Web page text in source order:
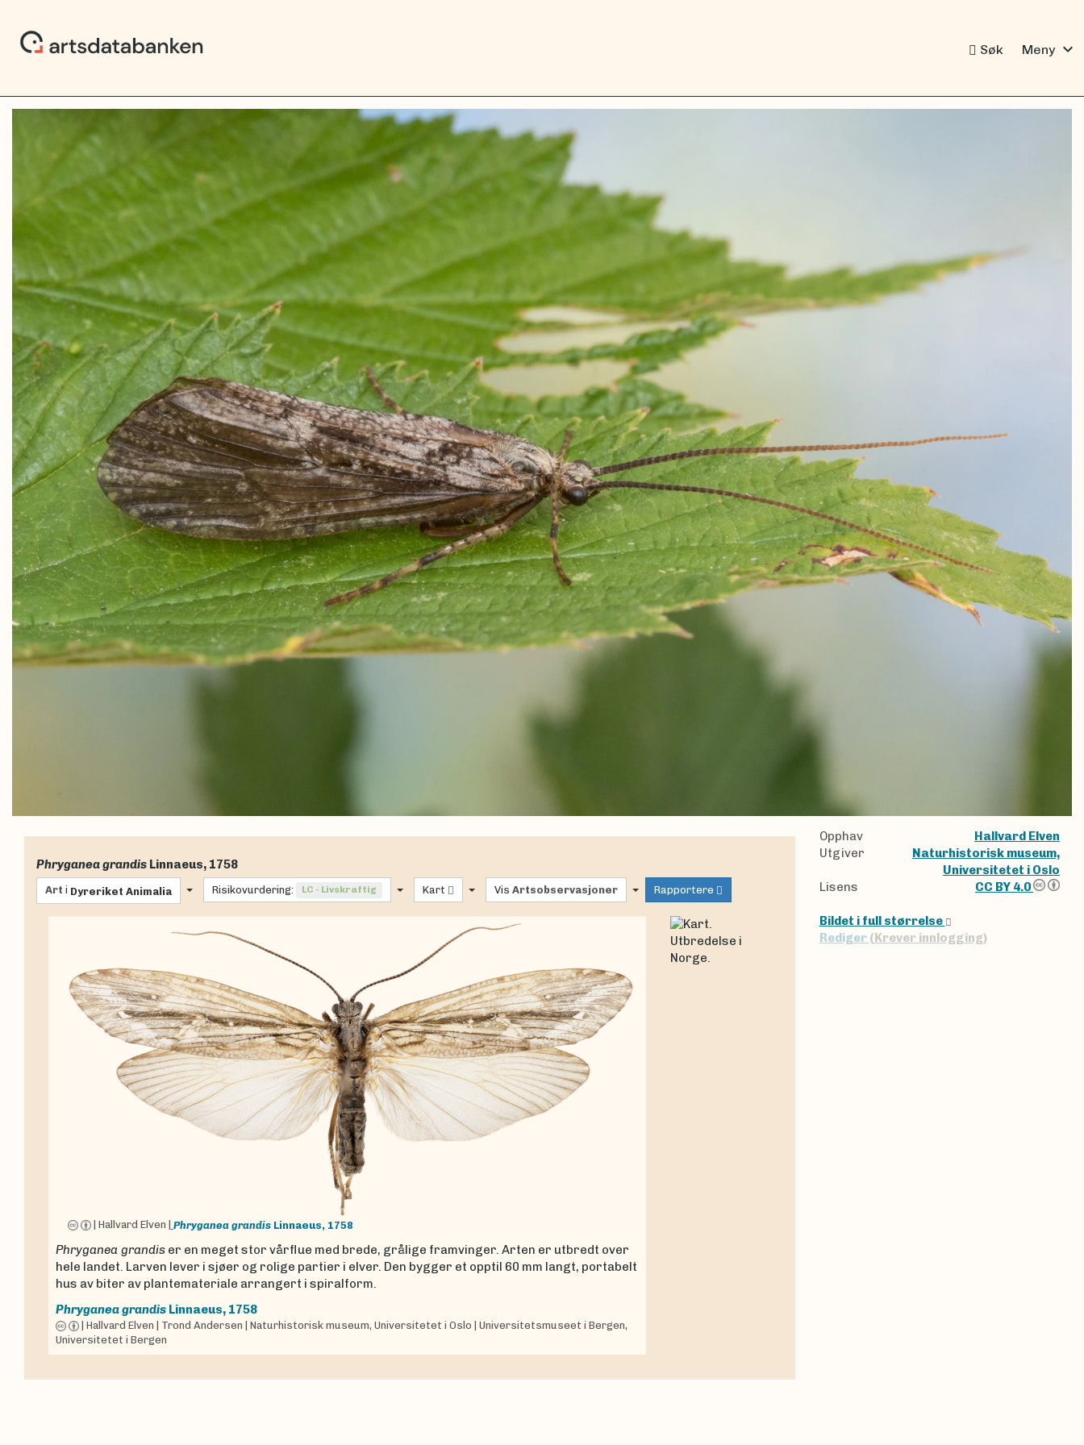
Søk Meny expand_more
Phryganea grandis Linnaeus, 1758
Art i Dyreriket Animalia Risikovurdering: LC - Livskraftig Kart VisArtsobservasjoner Rapportere
Hallvard Elven Phryganea grandis Linnaeus, 1758
Phryganea grandis er en meget stor vårflue med brede, grålige framvinger. Arten er utbredt over
hele landet. Larven lever i sjøer og rolige partier i elver. Den bygger et opptil 60 mm langt, portabelt
hus av biter av plantemateriale arrangert i spiralform.
Phryganea grandis Linnaeus, 1758
Hallvard Elven Trond Andersen Naturhistorisk museum, Universitetet i Oslo
Universitetsmuseet i Bergen,
Universitetet i Bergen
Opphav
Hallvard Elven
Utgiver
Naturhistorisk museum,
Universitetet i Oslo
Lisens
CC BY 4.0
Bildet i full størrelse
Rediger (Krever innlogging)